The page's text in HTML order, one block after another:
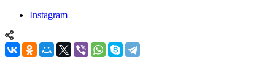
Instagram